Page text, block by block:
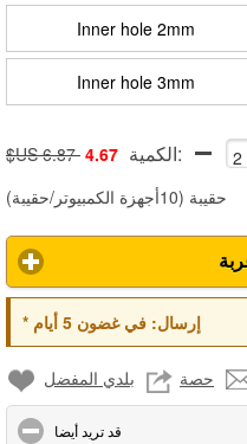
Inner hole 2mm
Inner hole 3mm
$US 6.87 4.67 الكمية:
حقيبة (10أجهزة الكمبيوتر/حقيبة )
* إرسال:في غضون 5 أيام
بلدي المفضل حصة
قد تريد أيضا